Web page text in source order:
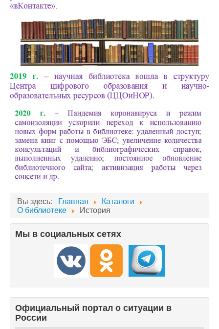
Вы здесь: Главная Каталоги
О библиотеке История
Мы в социальных сетях
Официальный портал о ситуации в
России